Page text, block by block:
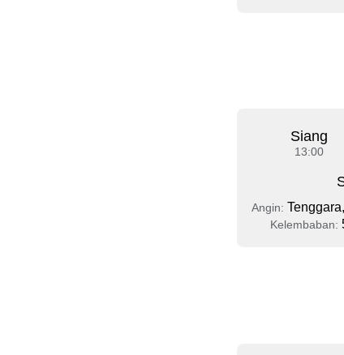
Siang
13:00
Angin:
Kelembaban: